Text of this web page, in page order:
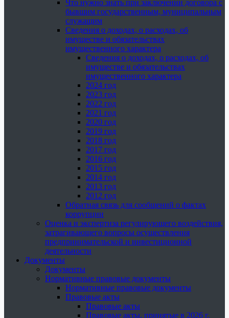
Что нужно знать при заключении договора с
бывшим государственным, муниципальным
служащим
Сведения о доходах, о расходах, об
имуществе и обязательствах
имущественного характера
Сведения о доходах, о расходах, об
имуществе и обязательствах
имущественного характера
2024 год
2023 год
2022 год
2021 год
2020 год
2019 год
2018 год
2017 год
2016 год
2015 год
2014 год
2013 год
2012 год
Обратная связь для сообщений о фактах
коррупции
Оценка и экспертиза регулирующего воздействия,
затрагивающего вопросы осуществления
предпринимательской и инвестиционной
деятельности
Документы
Документы
Нормативные правовые документы
Нормативные правовые документы
Правовые акты
Правовые акты
Правовые акты, принятые в 2026 г.